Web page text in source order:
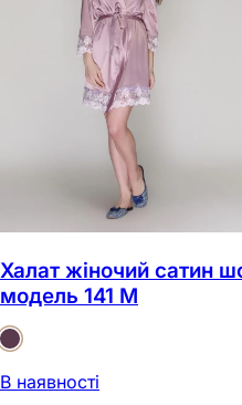
Халат жіночий сатин
модель 141 M
В наявності